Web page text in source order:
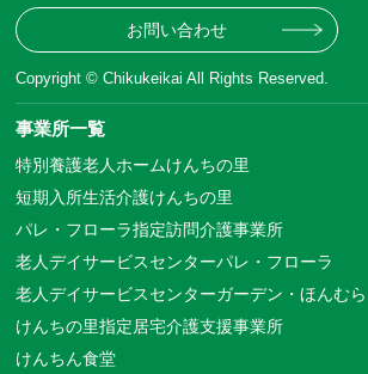
お問い合わせ
Copyright © Chikukeikai All Rights Reserved.
事業所一覧
特別養護老人ホームけんちの里
短期入所生活介護けんちの里
パレ・フローラ指定訪問介護事業所
老人デイサービスセンターパレ・フローラ
老人デイサービスセンターガーデン・ほんむら
けんちの里指定居宅介護支援事業所
けんちん食堂